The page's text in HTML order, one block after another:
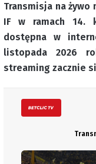
Transmisja na
IF w ramach 14.
dostępna w
listopada 2026
streaming zacznie